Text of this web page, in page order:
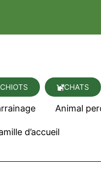
CHIOTS CHATS
Animal
d’accueil